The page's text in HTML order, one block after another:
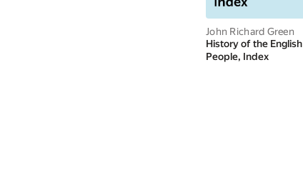
John Richard Green
History of the English
People, Index